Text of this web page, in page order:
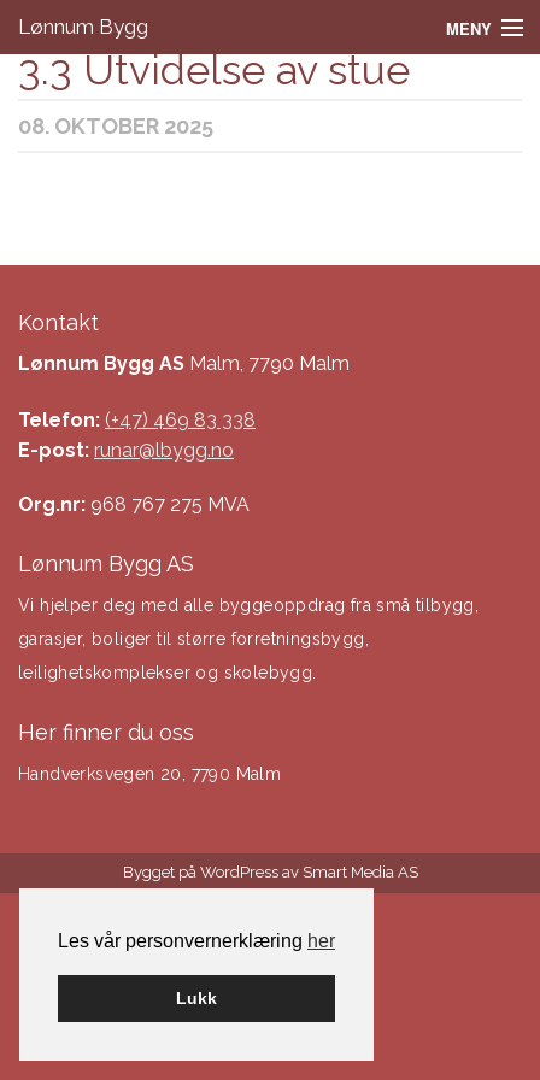
Les vår personvernerklæring her
Lukk
Lønnum Bygg MENY
Hjem
Tjenester
3.3 Utvidelse av stue
08. OKTOBER 2025
Kontakt
Lønnum Bygg AS Malm, 7790 Malm
Telefon: (+47) 469 83 338
E-post: runar@lbygg.no
Org.nr: 968 767 275 MVA
Lønnum Bygg AS
Vi hjelper deg med alle byggeoppdrag fra små tilbygg,
garasjer, boliger til større forretningsbygg,
leilighetskomplekser og skolebygg.
Her finner du oss
Handverksvegen 20, 7790 Malm
Bygget på WordPress av Smart Media AS